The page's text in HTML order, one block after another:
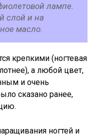
лампе.
слой и на
масло.
крепкими (ногтевая
а любой цвет,
и очень
сказано ранее,
ногтей и